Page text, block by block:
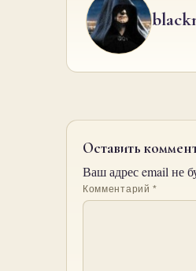
Оставить
Ваш адрес email не
Комментарий*